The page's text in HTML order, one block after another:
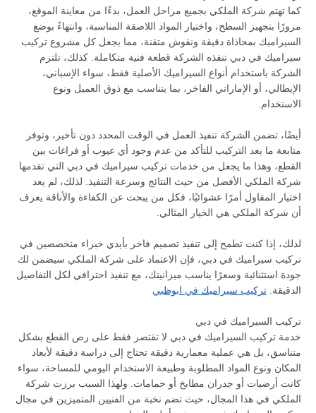
كما تهتم شركة الملكي بجميع مراحل العمل، بدءًا من معاينة الموقع،
مرورًا بتجهيز السطح، واختيار المواد اللاصقة المناسبة، وانتهاءً بوضع
السيراميك بمحاذاة دقيقة ونقوش متقنة، مما يجعل كل مشروع تركيب
سيراميك في دبي تنفذه الشركة قطعة فنية متكاملة. كذلك، تلتزم
الشركة باستخدام أنواع السيراميك الأصلية فقط، سواء الإسباني،
الإيطالي، أو الإماراتي الفاخر، بما يتناسب مع ذوق العميل ونوع
الاستخدام.
أيضًا، تضمن الشركة تنفيذ العمل في الوقت المحدد دون تأخير، وتوفر
متابعة ما بعد التركيب للتأكد من عدم وجود أي عيوب أو فراغات بين
القطع، وهذا ما يجعل من خدمات تركيب سيراميك في دبي التي تقدمها
شركة الملكي الأفضل من حيث النتائج وسرعة التنفيذ. لذلك، لم يعد
اختيار المقاول أمرًا عشوائيًا، فكل من يبحث عن الكفاءة والأناقة يعرف
أن شركة الملكي هي الخيار المثالي.
لذلك، إذا كنت تطمح إلى تنفيذ تصميم فاخر بأيدي خبراء متخصصين في
تركيب سيراميك في دبي، فإن الاعتماد على شركة الملكي سيضمن لك
جودة استثنائية وسعرًا يناسب ميزانيتك، مع تنفيذ احترافي لكل التفاصيل
الدقيقة.تركيب سيراميك في ابوظبي
تركيب السيراميك في دبي
خدمة تركيب السيراميك في دبي لا تقتصر فقط على رص القطع بشكل
متناسق، بل هي عملية معمارية دقيقة تحتاج إلى دراسة دقيقة لأبعاد
المكان ونوع المواد المطلوبة وطبيعة الاستخدام اليومي للمساحة، سواء
كانت أرضيات أو جدران مطابخ أو حمامات. ولهذا السبب برزت شركة
الملكي في هذا المجال، حيث تضم نخبة من الفنيين المتميزين في مجال